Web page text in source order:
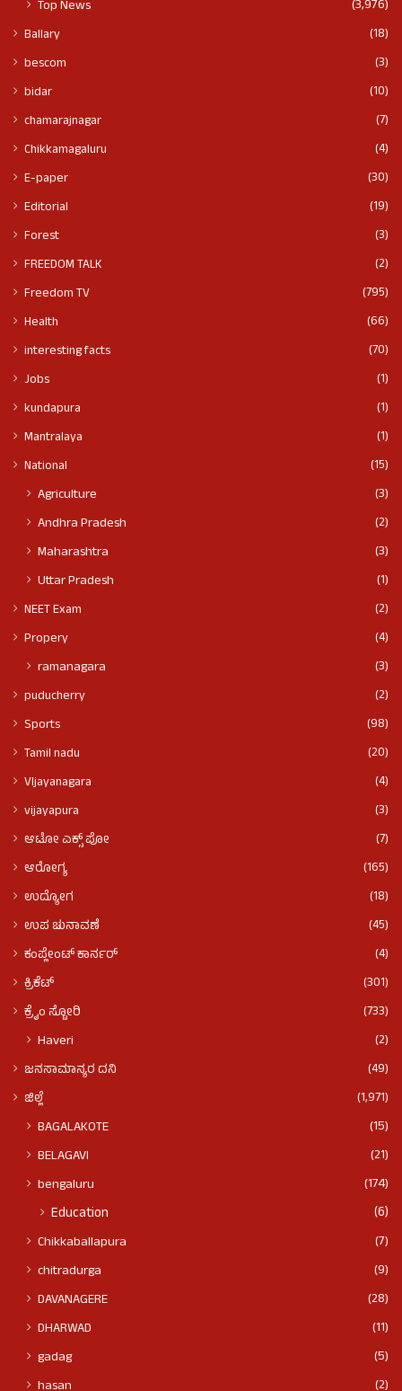
Top News (3,976)
Ballary
(18)
bescom
(3)
bidar
(10)
chamarajnagar
(7)
Chikkamagaluru
(4)
E-paper
(30)
Editorial
(19)
Forest
(3)
FREEDOM TALK
(2)
Freedom TV
(795)
Health
(66)
interesting facts
(70)
Jobs
(1)
kundapura
(1)
Mantralaya
(1)
National
(15)
Agriculture
(3)
Andhra Pradesh
(2)
Maharashtra
(3)
Uttar Pradesh
(1)
NEET Exam
(2)
Propery
(4)
ramanagara (3)
puducherry
(2)
Sports
(98)
Tamil nadu
(20)
VIjayanagara
(4)
vijayapura
(3)
ಆಟೋ ಎಕ್ಸ್ ಪೋ
(7)
ಆರೋಗ್ಯ
(165)
ಉದ್ಯೋಗ
(18)
ಉಪ ಚುನಾವಣೆ
(45)
ಕಂಪ್ಲೇಂಟ್ ಕಾರ್ನರ್
(4)
ಕ್ರಿಕೆಟ್
(301)
ಕ್ರೈಂ ಸ್ಟೋರಿ
(733)
Haveri (2)
ಜನಸಾಮಾನ್ಯರ ದನಿ
(49)
ಜಿಲ್ಲೆ
(1,971)
BAGALAKOTE
(15)
BELAGAVI
(21)
bengaluru
(174)
Education (6)
Chikkaballapura
(7)
chitradurga
(9)
DAVANAGERE
(28)
DHARWAD
(11)
gadag
(5)
hasan
(2)